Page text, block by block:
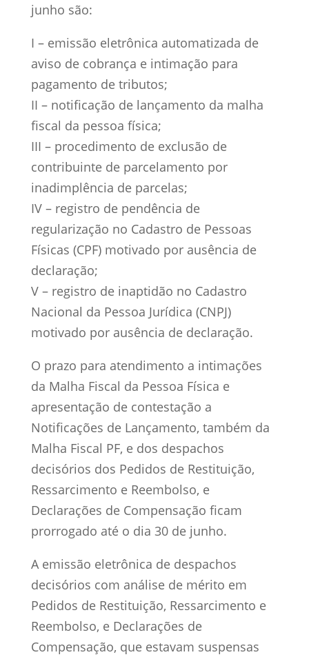
junho são:
I – emissão eletrônica automatizada de
aviso de cobrança e intimação para
pagamento de tributos;
II – notificação de lançamento da malha
fiscal da pessoa física;
III – procedimento de exclusão de
contribuinte de parcelamento por
inadimplência de parcelas;
IV – registro de pendência de
regularização no Cadastro de Pessoas
Físicas (CPF) motivado por ausência de
declaração;
V – registro de inaptidão no Cadastro
Nacional da Pessoa Jurídica (CNPJ)
motivado por ausência de declaração.
O prazo para atendimento a intimações
da Malha Fiscal da Pessoa Física e
apresentação de contestação a
Notificações de Lançamento, também da
Malha Fiscal PF, e dos despachos
decisórios dos Pedidos de Restituição,
Ressarcimento e Reembolso, e
Declarações de Compensação ficam
prorrogado até o dia 30 de junho.
A emissão eletrônica de despachos
decisórios com análise de mérito em
Pedidos de Restituição, Ressarcimento e
Reembolso, e Declarações de
Compensação, que estavam suspensas